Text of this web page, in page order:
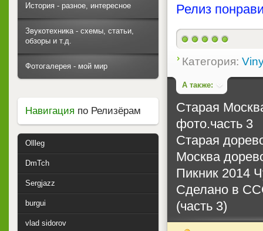
Релиз
Категория:
А также:
Старая
фото.часть 3
Старая
Москва
Пикник 2014
Сделано в
(часть 3)
История - разное, интересное
Звукотехника - схемы, статьи,
обзоры и т.д.
Фотогалерея - мой мир
Навигация по Релизёрам
Ollleg
DmTch
Sergjazz
burgui
vlad sidorov